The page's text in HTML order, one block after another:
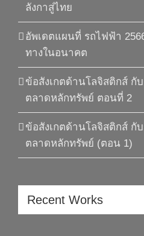
ลังกาสู่ไทย
อัพเดตแผนที่ รถไฟฟ้า
ทางในอนาคต
ข้อสังเกตด้านโลจิสติกส์ กั
ตลาดหลักทรัพย์ ตอนที่ 2
ข้อสังเกตด้านโลจิสติกส์ กั
ตลาดหลักทรัพย์ (ตอน 1)
Recent Works